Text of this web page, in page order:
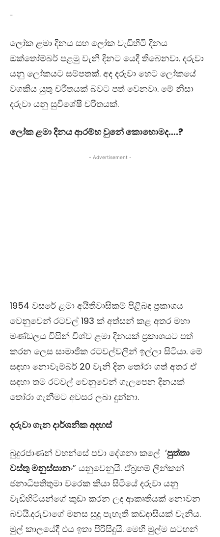
-
ලෝක ළමා දිනය සහ ලෝක වැඩිහිටි දිනය
ඔක්තෝම්බර් පළමු වැනි දිනට යෙදී තිබෙනවා. දරුවා
යනු ලෝකයට සම්පතක්. අද දරුවා හෙට ලෝකයේ
වගකිය යුතු චරිතයක් බවට පත් වෙනවා. මේ නිසා
දරුවා යනු සුවිශේෂී චරිතයක්.
ලෝක ළමා දිනය ආරම්භ වුනේ කොහොමද….?
- Advertisement -
1954 වසරේ ළමා අයිතිවාසිකම් පිළිබඳ ප්‍රකාශය
වෙනුවෙන් රටවල් 193 ක් අත්සන් කළ අතර මහා
මණ්ඩලය විසින් විශ්ව ළමා දිනයක් ප්‍රකාශයට පත්
කරන ලෙස සාමාජික රටවල්වලින් ඉල්ලා සිටියා. මේ
සඳහා නොවැම්බර් 20 වැනි දින තෝරා ගත් අතර ඒ
සඳහා තම රටවල් වෙනුවෙන් ගැලපෙන දිනයක්
තෝරා ගැනීමට අවසර ලබා දුන්නා.
දරුවා ගැන දාර්ශනික අදහස්
බුදුරජාණන් වහන්සේ පවා දේශනා කලේ ‘පුත්තා
වස්තු මනුස්සානං” යනුවෙනුයි. ඒබ්‍රහම් ලින්කන්
ජනාධිපතිතුමා වරෙක කියා සිටියේ දරුවා යනු
වැඩිහිටියන්ගේ කුඩා කරන ලද ආකෘතියක් නොවන
බවයි.දරුවාගේ මනස සුදු පැහැති කඩදාසියක් වැනිය.
මුල් කාලයේදී එය ඉතා පිරිසිදුයි. මෙහි මුල්ම සටහන්